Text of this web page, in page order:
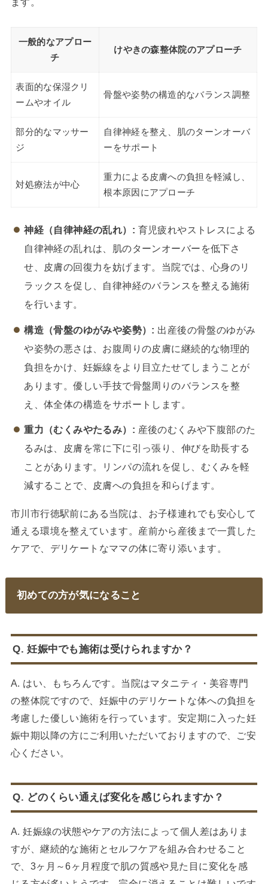
一般的なアプロー
チ
けやきの森整体院のアプローチ
表面的な保湿クリ
ームやオイル
骨盤や姿勢の構造的なバランス調整
部分的なマッサー
ジ
自律神経を整え、肌のターンオーバ
ーをサポート
対処療法が中心
重力による皮膚への負担を軽減し、
根本原因にアプローチ
神経（自律神経の乱れ）: 育児疲れやストレスによる
自律神経の乱れは、肌のターンオーバーを低下さ
せ、皮膚の回復力を妨げます。当院では、心身のリ
ラックスを促し、自律神経のバランスを整える施術
を行います。
構造（骨盤のゆがみや姿勢）: 出産後の骨盤のゆがみ
や姿勢の悪さは、お腹周りの皮膚に継続的な物理的
負担をかけ、妊娠線をより目立たせてしまうことが
あります。優しい手技で骨盤周りのバランスを整
え、体全体の構造をサポートします。
重力（むくみやたるみ）: 産後のむくみや下腹部のた
るみは、皮膚を常に下に引っ張り、伸びを助長する
ことがあります。リンパの流れを促し、むくみを軽
減することで、皮膚への負担を和らげます。
市川市行徳駅前にある当院は、お子様連れでも安心して
通える環境を整えています。産前から産後まで一貫した
ケアで、デリケートなママの体に寄り添います。
初めての方が気になること
Q. 妊娠中でも施術は受けられますか？
A. はい、もちろんです。当院はマタニティ・美容専門
の整体院ですので、妊娠中のデリケートな体への負担を
考慮した優しい施術を行っています。安定期に入った妊
娠中期以降の方にご利用いただいておりますので、ご安
心ください。
Q. どのくらい通えば変化を感じられますか？
A. 妊娠線の状態やケアの方法によって個人差はありま
すが、継続的な施術とセルフケアを組み合わせること
で、3ヶ月～6ヶ月程度で肌の質感や見た目に変化を感